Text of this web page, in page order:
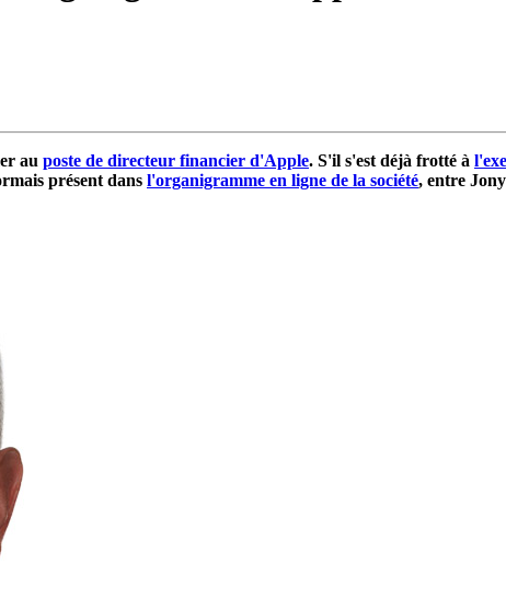
au poste de directeur financier d'Apple. S'il s'est déjà frotté à
présent dans l'organigramme en ligne de la société, entre